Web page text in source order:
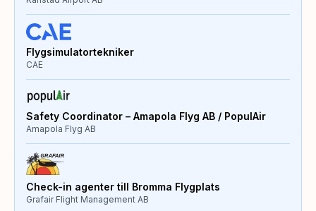
Flygsimulatortekniker
CAE
Safety Coordinator – Amapola Flyg AB / PopulAir
Amapola Flyg AB
Check-in agenter till Bromma Flygplats
Grafair Flight Management AB